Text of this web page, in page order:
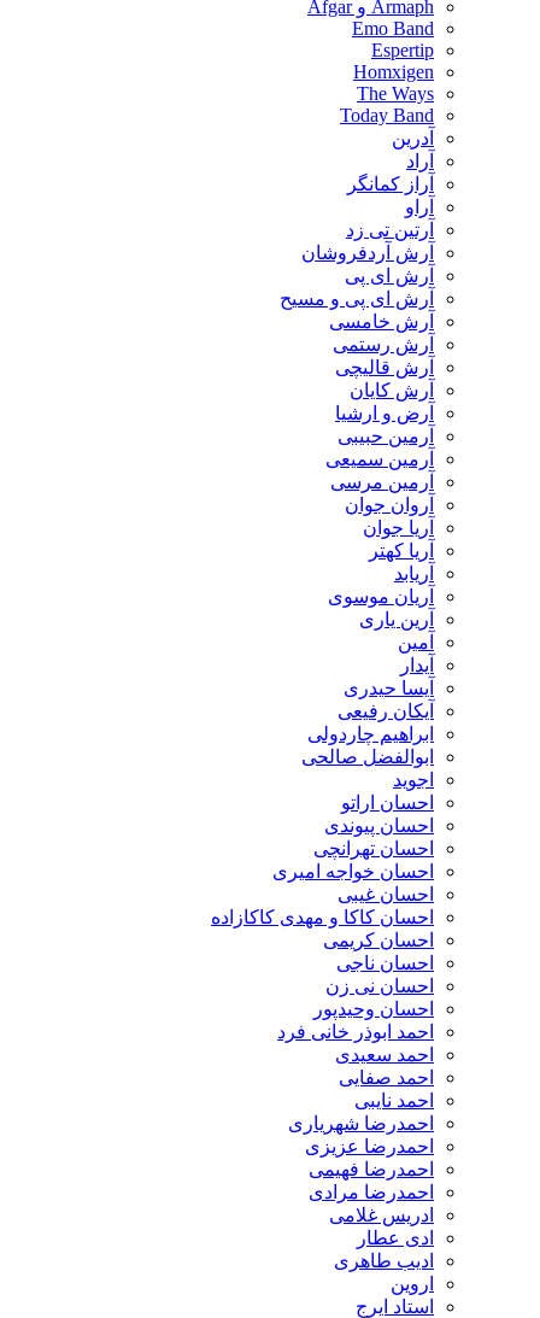
Armaph و Afgar
Emo Band
Espertip
Homxigen
The Ways
Today Band
آدرین
آراد
آراز کمانگر
آراو
آرتین تی زد
آرش آردفروشان
آرش ای پی
آرش ای پی و مسیح
آرش خامسی
آرش رستمی
آرش قالیچی
آرش کایان
​آرض و ارشیا
آرمین حبیبی
آرمین سمیعی
آرمین مرسی
آروان جوان
آریا جوان
آریا کهتر
آریابد
آریان موسوی
آرین یاری
آمین
آیدار
آیسا حیدری
آیکان رفیعی
ابراهیم چاردولی
ابوالفضل صالحی
اجوید
احسان اراتو
احسان پیوندی
احسان تهرانچی
احسان خواجه امیری
احسان غیبی
احسان کاکا و مهدی کاکازاده
احسان کریمی
احسان ناجی
احسان نی زن
احسان وحیدپور
احمد ابوذر خانی فرد
احمد سعیدی
احمد صفایی
احمد نایبی
احمدرضا شهریاری
احمدرضا عزیزی
احمدرضا فهیمی
احمدرضا مرادی
ادریس غلامی
ادی عطار
ادیب طاهری
اروین
استاد ایرج